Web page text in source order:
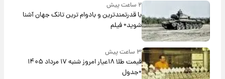
۲ ساعت پیش
با قدرتمندترین و بادوام ترین تانک جهان آشنا
شوید+ فیلم
۳ ساعت پیش
قیمت طلا ۱۸عیار امروز شنبه ۱۷ مرداد ۱۴۰۵
+جدول